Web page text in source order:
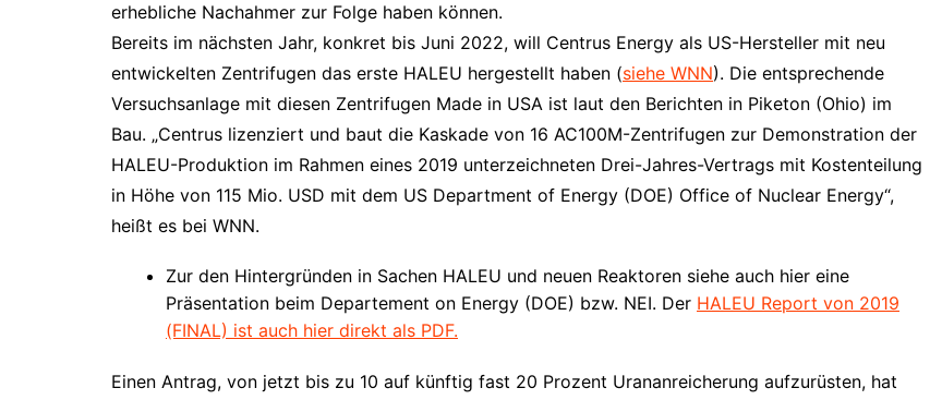
erhebliche Nachahmer zur Folge haben können.
Bereits im nächsten Jahr, konkret bis Juni 2022, will Centrus Energy als US-Hersteller mit neu
entwickelten Zentrifugen das erste HALEU hergestellt haben (siehe WNN). Die entsprechende
Versuchsanlage mit diesen Zentrifugen Made in USA ist laut den Berichten in Piketon (Ohio) im
Bau. „Centrus lizenziert und baut die Kaskade von 16 AC100M-Zentrifugen zur Demonstration der
HALEU-Produktion im Rahmen eines 2019 unterzeichneten Drei-Jahres-Vertrags mit Kostenteilung
in Höhe von 115 Mio. USD mit dem US Department of Energy (DOE) Office of Nuclear Energy“,
heißt es bei WNN.
Zur den Hintergründen in Sachen HALEU und neuen Reaktoren siehe auch hier eine
Präsentation beim Departement on Energy (DOE) bzw. NEI. Der HALEU Report von 2019
(FINAL) ist auch hier direkt als PDF.
Einen Antrag, von jetzt bis zu 10 auf künftig fast 20 Prozent Urananreicherung aufzurüsten, hat